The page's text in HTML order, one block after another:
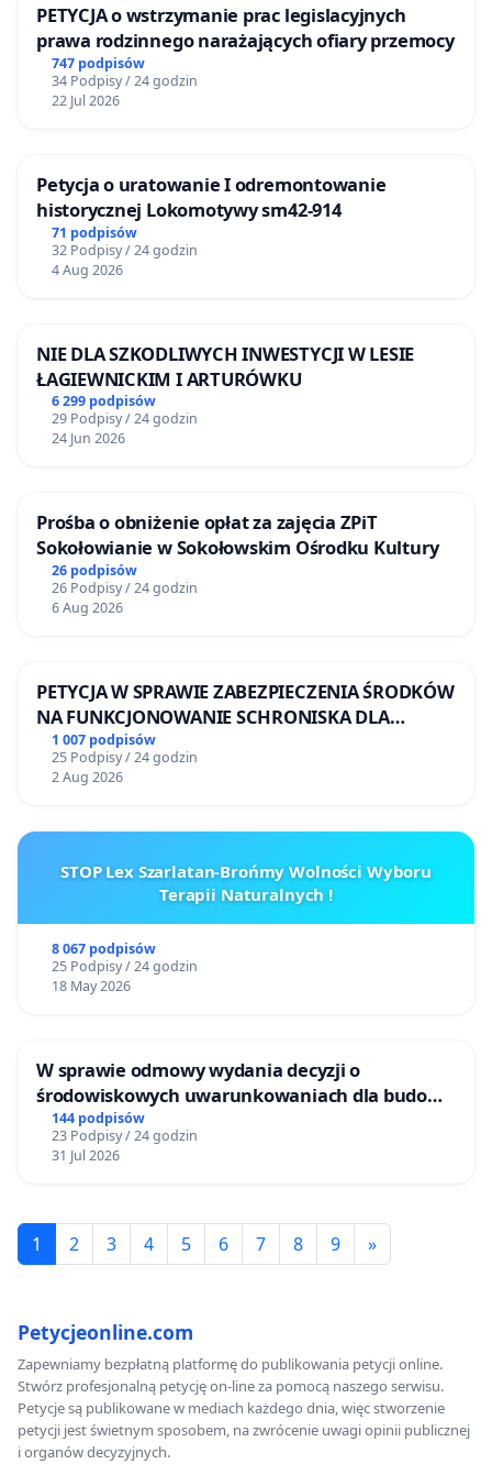
PETYCJA o wstrzymanie prac legislacyjnych
prawa rodzinnego narażających ofiary przemocy
747 podpisów
34 Podpisy / 24 godzin
22 Jul 2026
Petycja o uratowanie I odremontowanie
historycznej Lokomotywy sm42-914
71 podpisów
32 Podpisy / 24 godzin
4 Aug 2026
NIE DLA SZKODLIWYCH INWESTYCJI W LESIE
ŁAGIEWNICKIM I ARTURÓWKU
6 299 podpisów
29 Podpisy / 24 godzin
24 Jun 2026
Prośba o obniżenie opłat za zajęcia ZPiT
Sokołowianie w Sokołowskim Ośrodku Kultury
26 podpisów
26 Podpisy / 24 godzin
6 Aug 2026
PETYCJA W SPRAWIE ZABEZPIECZENIA ŚRODKÓW
NA FUNKCJONOWANIE SCHRONISKA DLA
BEZDOMNYCH ZWIERZĄT W SKARYSZEWIE
1 007 podpisów
25 Podpisy / 24 godzin
2 Aug 2026
STOP Lex Szarlatan-Brońmy Wolności Wyboru
Terapii Naturalnych !
8 067 podpisów
25 Podpisy / 24 godzin
18 May 2026
W sprawie odmowy wydania decyzji o
środowiskowych uwarunkowaniach dla budowy
zakładu wytwarzania biometanu „Krynki” w
Ostrowiu Południowym oraz ochrony
mieszkańców i Puszczy Knyszyńskiej
144 podpisów
23 Podpisy / 24 godzin
31 Jul 2026
1 2 3 4 5 6 7 8 9 »
Petycjeonline.com
Zapewniamy bezpłatną platformę do publikowania petycji online.
Stwórz profesjonalną petycję on-line za pomocą naszego serwisu.
Petycje są publikowane w mediach każdego dnia, więc stworzenie
petycji jest świetnym sposobem, na zwrócenie uwagi opinii publicznej
i organów decyzyjnych.